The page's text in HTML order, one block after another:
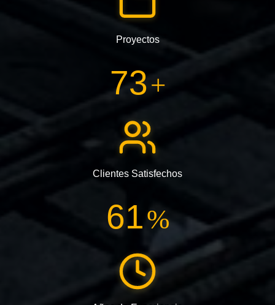
Proyectos
111+
Clientes Satisfechos
93%